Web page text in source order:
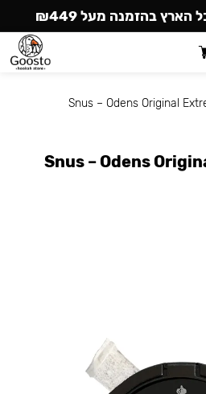
Snus – Odens Original
Snus – Odens
הארץ בהזמנה מעל ₪449